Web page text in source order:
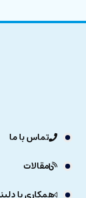
تماس با ما
مقالات
همکاری با